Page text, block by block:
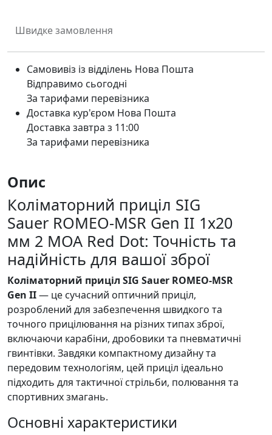
Швидке замовлення
Самовивіз із відділень Нова Пошта
Відправимо сьогодні
За тарифами перевізника
Доставка кур'єром Нова Пошта
Доставка завтра з 11:00
За тарифами перевізника
Опис
Коліматорний приціл SIG
Sauer ROMEO-MSR Gen II 1x20
мм 2 MOA Red Dot: Точність та
надійність для вашої зброї
Коліматорний приціл SIG Sauer ROMEO-MSR
Gen II— це сучасний оптичний приціл,
розроблений для забезпечення швидкого та
точного прицілювання на різних типах зброї,
включаючи карабіни, дробовики та пневматичні
гвинтівки. Завдяки компактному дизайну та
передовим технологіям, цей приціл ідеально
підходить для тактичної стрільби, полювання та
спортивних змагань.
Основні характеристики